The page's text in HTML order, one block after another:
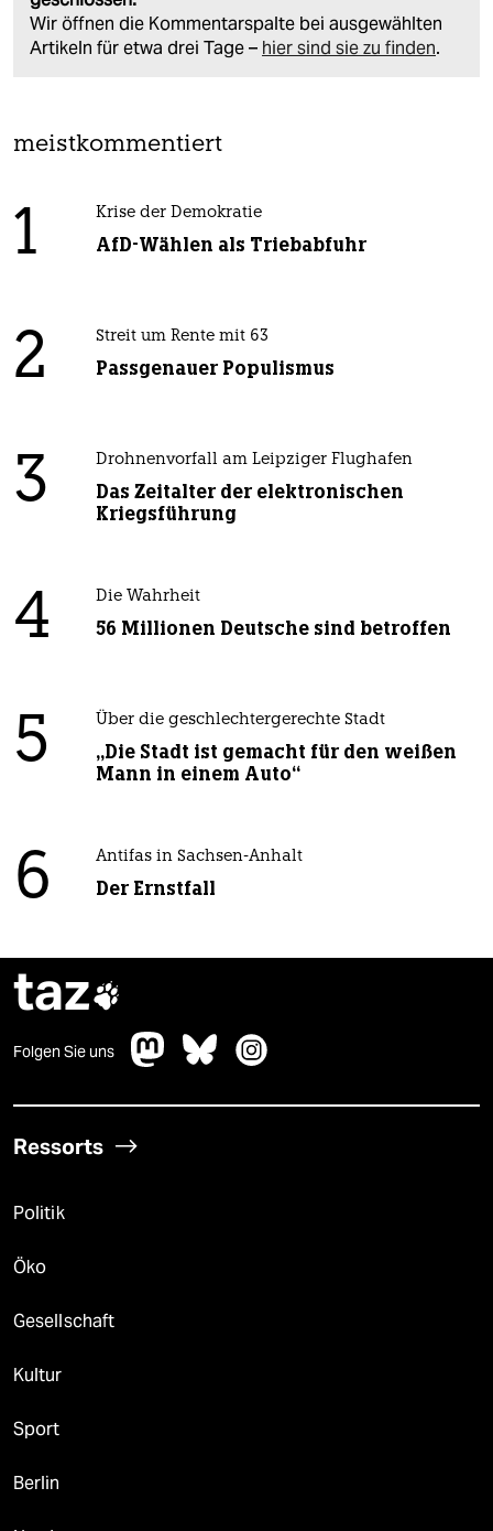
Wir öffnen die Kommentarspalte bei ausgewählten
Artikeln für etwa drei Tage – hier sind sie zu finden.
meistkommentiert
1 Krise der Demokratie
AfD-Wählen als Triebabfuhr
2 Streit um Rente mit 63
Passgenauer Populismus
3 Drohnenvorfall am Leipziger Flughafen
Das Zeitalter der elektronischen
Kriegsführung
4 Die Wahrheit
56 Millionen Deutsche sind betroffen
5 Über die geschlechtergerechte Stadt
„Die Stadt ist gemacht für den weißen
Mann in einem Auto“
6 Antifas in Sachsen-Anhalt
Der Ernstfall
taz
Folgen Sie uns
Ressorts
Politik
Öko
Gesellschaft
Kultur
Sport
Berlin